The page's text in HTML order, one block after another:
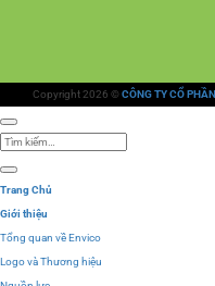
Copyright 2026 ©CÔNG TY CỔ
Tìm
kiếm:
Trang Chủ
Giới thiệu
Tổng quan về Envico
Logo và Thương hiệu